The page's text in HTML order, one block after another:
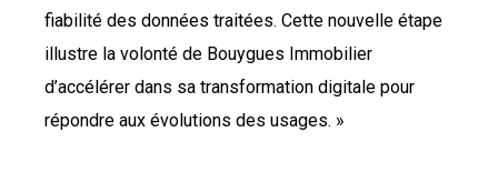
fiabilité des données traitées. Cette nouvelle étape
illustre la volonté de Bouygues Immobilier
d’accélérer dans sa transformation digitale pour
répondre aux évolutions des usages. »